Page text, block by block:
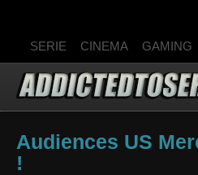
SERIE CINEMA GAMING
Audiences US
!